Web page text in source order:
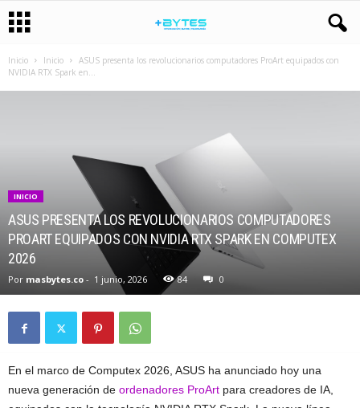
Inicio Inicio
ASUS presenta los revolucionarios computadores ProArt equipados con
NVIDIA RTX Spark en...
INICIO
ASUS PRESENTA LOS REVOLUCIONARIOS COMPUTADORES
PROART EQUIPADOS CON NVIDIA RTX SPARK EN COMPUTEX
2026
Por masbytes.co - 1 junio, 2026 84 0
En el marco de Computex 2026, ASUS ha anunciado hoy una
nueva generación de ordenadores ProArt para creadores de IA,